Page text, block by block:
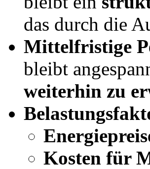
das durch die
Mittelfristige
bleibt
weiterhin zu
Kosten für